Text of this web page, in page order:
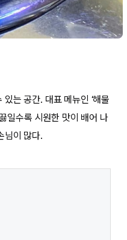
는 공간. 대표 메뉴인 ‘해물
일수록 시원한 맛이 배어 나
님이 많다.